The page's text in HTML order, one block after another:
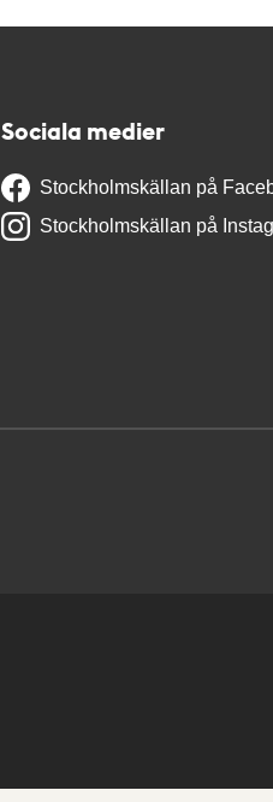
Sociala medier
Stockholmskällan på
Stockholmskällan på